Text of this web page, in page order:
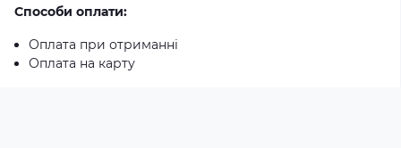
Способи оплати:
Оплата при отриманні
Оплата на карту